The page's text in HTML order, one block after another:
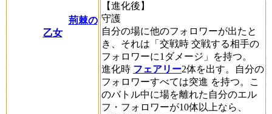
荊棘の
乙女
【進化後】
守護
自分の場に他のフォロワーが出たと
き、それは「 交戦時 交戦する相手の
フォロワーに1ダメージ」を持つ。
進化時 フェアリー2体を出す。自分の
フォロワーすべては突進 を持つ。こ
のバトル中に場を離れた自分のエル
フ・フォロワーが10体以上なら、